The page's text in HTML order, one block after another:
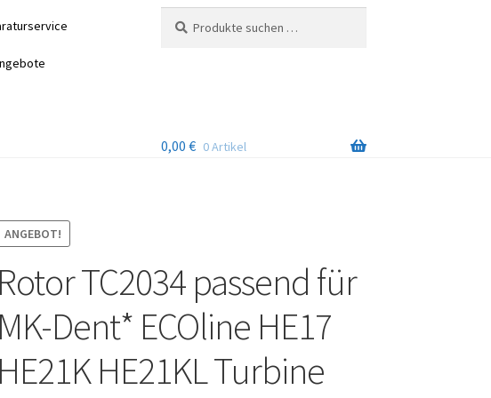
nach:
0,00 € 0 Artikel
ANGEBOT!
Rotor TC2034 passend für
MK-Dent* ECOline HE17
HE21K HE21KL Turbine